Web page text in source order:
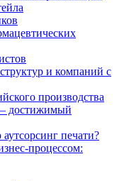
и компаний с
производства
достижимый
печати?
процессом: